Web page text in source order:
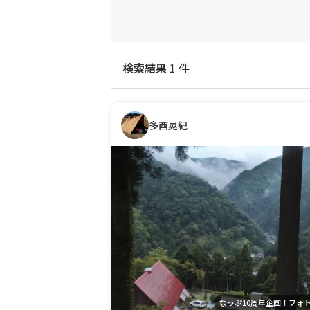
検索結果 1 件
多酉晃紀
なっぷ10周年企画！フォ